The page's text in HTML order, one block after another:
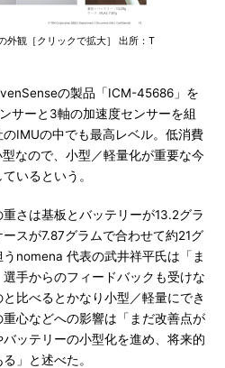
外観［クリックで拡大］ 出所：T
の製品「ICM-45686」を
サーと3軸の加速度センサーを組
IMUの中でも最高レベル。低消費
なので、小型／軽量化が重要な今
いるという。
さは基板とバッテリーが13.2グラ
スが7.87グラムで合わせて約21グ
nomena 代表の武井祥平氏は「ま
手からのフィードバックも受けな
比べるとかなり小型／軽量にでき
心などへの影響は「まだ改善点が
ッテリーの小型化を進め、将来的
」と述べた。